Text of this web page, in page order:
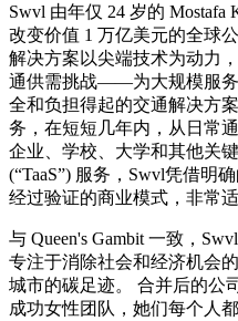
Swvl 由年仅 24 岁的 Mostafa
改变价值 1 万亿美元的全球
解决方案以尖端技术为动力
通供需挑战——为大规模服
全和负担得起的交通解决方
务，在短短几年内，从日常
企业、学校、大学和其他关
(“TaaS”) 服务，Swvl凭借明
经过验证的商业模式，非常
与 Queen's Gambit 一致，
专注于消除社会和经济机会
城市的碳足迹。 合并后的公
成功女性团队，她们每个人